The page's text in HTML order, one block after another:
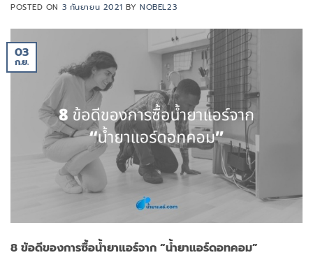
POSTED ON 3 กันยายน 2021 BYNOBEL23
03
ก.ย.
8 ข้อดีของการซื้อน้ำยาแอร์จาก “น้ำยาแอร์ดอทคอม”